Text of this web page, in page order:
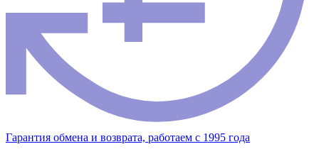
Гарантия обмена и возврата, работаем с 1995 года